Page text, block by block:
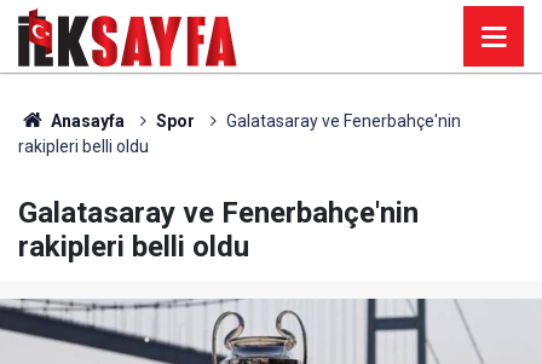
Anasayfa Spor
Galatasaray ve Fenerbahçe'nin
rakipleri belli oldu
Galatasaray ve Fenerbahçe'nin
rakipleri belli oldu